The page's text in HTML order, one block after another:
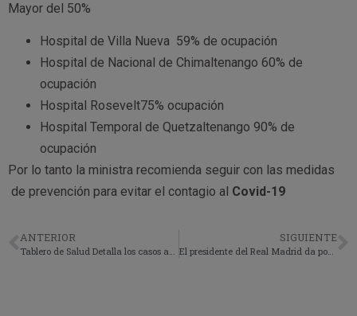
Mayor del 50%
Hospital de Villa Nueva 59% de ocupación
Hospital de Nacional de Chimaltenango 60% de
ocupación
Hospital Rosevelt75% ocupación
Hospital Temporal de Quetzaltenango 90% de
ocupación
Por lo tanto la ministra recomienda seguir con las medidas
de prevención para evitar el contagio al Covid-19
ANTERIOR SIGUIENTE
El presidente del Real Madrid da positivo al Covid-19